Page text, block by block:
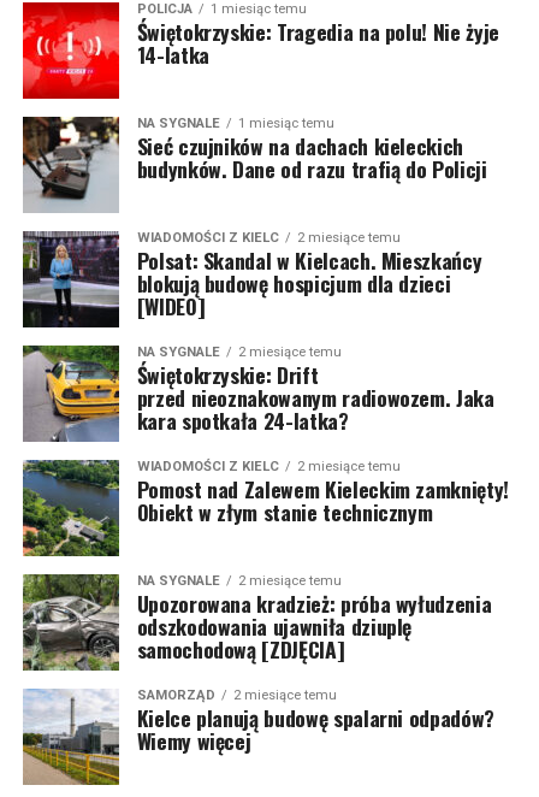
POLICJA 1 miesiąc temu
Świętokrzyskie: Tragedia na polu! Nie żyje
14-latka
NA SYGNALE 1 miesiąc temu
Sieć czujników na dachach kieleckich
budynków. Dane od razu trafią do Policji
WIADOMOŚCI Z KIELC 2 miesiące temu
Polsat: Skandal w Kielcach. Mieszkańcy
blokują budowę hospicjum dla dzieci
[WIDEO]
NA SYGNALE 2 miesiące temu
Świętokrzyskie: Drift
przed nieoznakowanym radiowozem. Jaka
kara spotkała 24-latka?
WIADOMOŚCI Z KIELC 2 miesiące temu
Pomost nad Zalewem Kieleckim zamknięty!
Obiekt w złym stanie technicznym
NA SYGNALE 2 miesiące temu
Upozorowana kradzież: próba wyłudzenia
odszkodowania ujawniła dziuplę
samochodową [ZDJĘCIA]
SAMORZĄD 2 miesiące temu
Kielce planują budowę spalarni odpadów?
Wiemy więcej